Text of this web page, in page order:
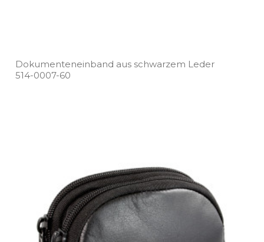
Dokumenteneinband aus schwarzem Leder
514­-0007­-60